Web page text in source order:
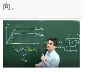
向。